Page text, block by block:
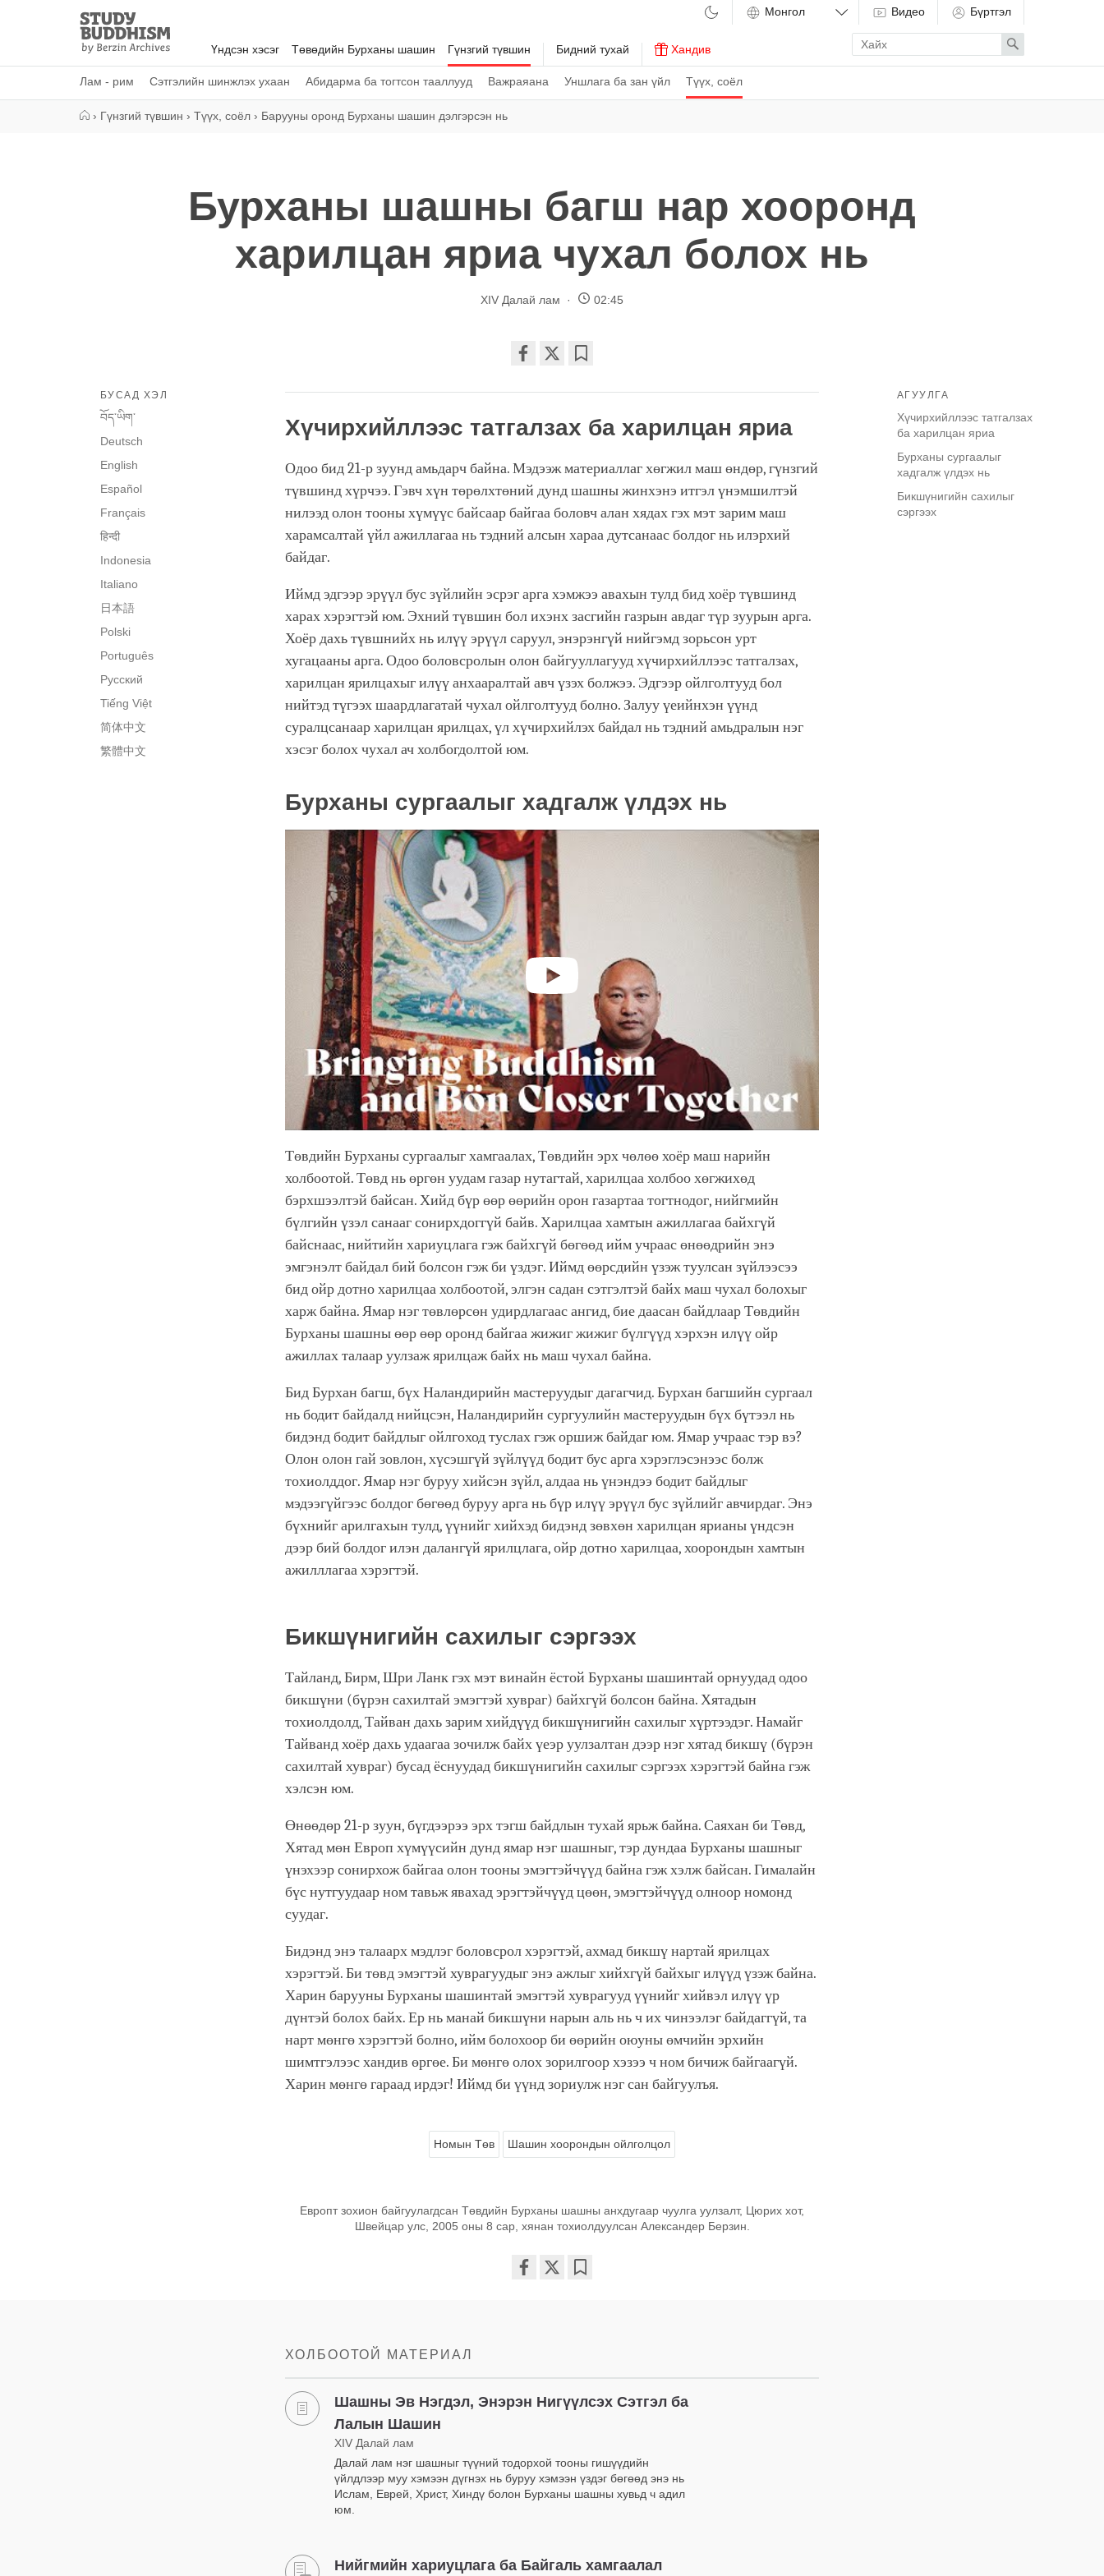
Study
Buddhism
Home
Үндсэн хэсэг Төвөдийн Бурханы шашин Гүнзгий түвшин
Лам - рим Сэтгэлийн шинжлэх ухаан Абидарма ба тогтсон тааллууд Важраяана Уншлага ба зан үйл Түүх, соёл
Бидний тухай Хандив
Видео Бүртгэл
Enter
search
term
Search
› Гүнзгий түвшин › Түүх, соёл › Барууны оронд Бурханы шашин дэлгэрсэн нь
Бурханы шашны багш нар хооронд
харилцан яриа чухал болох нь
XIV Далай лам 02:45
on
facebook
АГУУЛГА
Хүчирхийллээс татгалзах
ба харилцан яриа
Бурханы сургаалыг
хадгалж үлдэх нь
Бикшүнигийн сахилыг
сэргээх
БУСАД ХЭЛ
བོད་ཡིག་
Deutsch
English
Español
Français
हिन्दी
Indonesia
Italiano
日本語
Polski
Português
Русский
Tiếng Việt
简体中文
繁體中文
Хүчирхийллээс татгалзах ба харилцан яриа
Одоо бид 21-р зуунд амьдарч байна. Мэдээж материаллаг хөгжил маш өндөр, гүнзгий
түвшинд хүрчээ. Гэвч хүн төрөлхтөний дунд шашны жинхэнэ итгэл үнэмшилтэй
нилээд олон тооны хүмүүс байсаар байгаа боловч алан хядах гэх мэт зарим маш
харамсалтай үйл ажиллагаа нь тэдний алсын хараа дутсанаас болдог нь илэрхий
байдаг.
Иймд эдгээр эрүүл бус зүйлийн эсрэг арга хэмжээ авахын тулд бид хоёр түвшинд
харах хэрэгтэй юм. Эхний түвшин бол ихэнх засгийн газрын авдаг түр зуурын арга.
Хоёр дахь түвшнийх нь илүү эрүүл саруул, энэрэнгүй нийгэмд зорьсон урт
хугацааны арга. Одоо боловсролын олон байгууллагууд хүчирхийллээс татгалзах,
харилцан ярилцахыг илүү анхааралтай авч үзэх болжээ. Эдгээр ойлголтууд бол
нийтэд түгээх шаардлагатай чухал ойлголтууд болно. Залуу үеийнхэн үүнд
суралцсанаар харилцан ярилцах, үл хүчирхийлэх байдал нь тэдний амьдралын нэг
хэсэг болох чухал ач холбогдолтой юм.
Бурханы сургаалыг хадгалж үлдэх нь
Төвдийн Бурханы сургаалыг хамгаалах, Төвдийн эрх чөлөө хоёр маш нарийн
холбоотой. Төвд нь өргөн уудам газар нутагтай, харилцаа холбоо хөгжихөд
бэрхшээлтэй байсан. Хийд бүр өөр өөрийн орон газартаа тогтнодог, нийгмийн
бүлгийн үзэл санааг сонирхдоггүй байв. Харилцаа хамтын ажиллагаа байхгүй
байснаас, нийтийн хариуцлага гэж байхгүй бөгөөд ийм учраас өнөөдрийн энэ
эмгэнэлт байдал бий болсон гэж би үздэг. Иймд өөрсдийн үзэж туулсан зүйлээсээ
бид ойр дотно харилцаа холбоотой, элгэн садан сэтгэлтэй байх маш чухал болохыг
харж байна. Ямар нэг төвлөрсөн удирдлагаас ангид, бие даасан байдлаар Төвдийн
Бурханы шашны өөр өөр оронд байгаа жижиг жижиг бүлгүүд хэрхэн илүү ойр
ажиллах талаар уулзаж ярилцаж байх нь маш чухал байна.
Бид Бурхан багш, бүх Наландирийн мастеруудыг дагагчид. Бурхан багшийн сургаал
нь бодит байдалд нийцсэн, Наландирийн сургуулийн мастеруудын бүх бүтээл нь
бидэнд бодит байдлыг ойлгоход туслах гэж оршиж байдаг юм. Ямар учраас тэр вэ?
Олон олон гай зовлон, хүсэшгүй зүйлүүд бодит бус арга хэрэглэсэнээс болж
тохиолддог. Ямар нэг буруу хийсэн зүйл, алдаа нь үнэндээ бодит байдлыг
мэдээгүйгээс болдог бөгөөд буруу арга нь бүр илүү эрүүл бус зүйлийг авчирдаг. Энэ
бүхнийг арилгахын тулд, үүнийг хийхэд бидэнд зөвхөн харилцан ярианы үндсэн
дээр бий болдог илэн далангүй ярилцлага, ойр дотно харилцаа, хоорондын хамтын
ажилллагаа хэрэгтэй.
Бикшүнигийн сахилыг сэргээх
Тайланд, Бирм, Шри Ланк гэх мэт винайн ёстой Бурханы шашинтай орнуудад одоо
бикшүни (бүрэн сахилтай эмэгтэй хувраг) байхгүй болсон байна. Хятадын
тохиолдолд, Тайван дахь зарим хийдүүд бикшүнигийн сахилыг хүртээдэг. Намайг
Тайванд хоёр дахь удаагаа зочилж байх үеэр уулзалтан дээр нэг хятад бикшү (бүрэн
сахилтай хувраг) бусад ёснуудад бикшүнигийн сахилыг сэргээх хэрэгтэй байна гэж
хэлсэн юм.
Өнөөдөр 21-р зуун, бүгдээрээ эрх тэгш байдлын тухай ярьж байна. Саяхан би Төвд,
Хятад мөн Европ хүмүүсийн дунд ямар нэг шашныг, тэр дундаа Бурханы шашныг
үнэхээр сонирхож байгаа олон тооны эмэгтэйчүүд байна гэж хэлж байсан. Гималайн
бүс нутгуудаар ном тавьж явахад эрэгтэйчүүд цөөн, эмэгтэйчүүд олноор номонд
суудаг.
Бидэнд энэ талаарх мэдлэг боловсрол хэрэгтэй, ахмад бикшү нартай ярилцах
хэрэгтэй. Би төвд эмэгтэй хуврагуудыг энэ ажлыг хийхгүй байхыг илүүд үзэж байна.
Харин барууны Бурханы шашинтай эмэгтэй хуврагууд үүнийг хийвэл илүү үр
дүнтэй болох байх. Ер нь манай бикшүни нарын аль нь ч их чинээлэг байдаггүй, та
нарт мөнгө хэрэгтэй болно, ийм болохоор би өөрийн оюуны өмчийн эрхийн
шимтгэлээс хандив өргөе. Би мөнгө олох зорилгоор хэзээ ч ном бичиж байгаагүй.
Харин мөнгө гараад ирдэг! Иймд би үүнд зориулж нэг сан байгуулъя.
Номын Төв Шашин хоорондын ойлголцол
Европт зохион байгуулагдсан Төвдийн Бурханы шашны анхдугаар чуулга уулзалт, Цюрих хот,
Швейцар улс, 2005 оны 8 сар, хянан тохиолдуулсан Александер Берзин.
ХОЛБООТОЙ МАТЕРИАЛ
Шашны Эв Нэгдэл, Энэрэн Нигүүлсэх Сэтгэл ба
Лалын Шашин
XIV Далай лам
Далай лам нэг шашныг түүний тодорхой тооны гишүүдийн
үйлдлээр муу хэмээн дүгнэх нь буруу хэмээн үздэг бөгөөд энэ нь
Ислам, Еврей, Христ, Хиндү болон Бурханы шашны хувьд ч адил
юм.
Нийгмийн хариуцлага ба Байгаль хамгаалал